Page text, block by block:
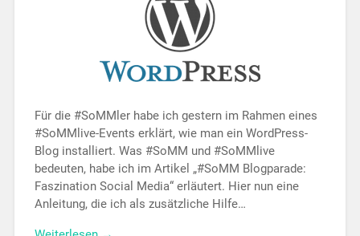
Für die #SoMMler habe ich gestern im Rahmen eines
#SoMMlive-Events erklärt, wie man ein WordPress-
Blog installiert. Was #SoMM und #SoMMlive
bedeuten, habe ich im Artikel „#SoMM Blogparade:
Faszination Social Media“ erläutert. Hier nun eine
Anleitung, die ich als zusätzliche Hilfe…